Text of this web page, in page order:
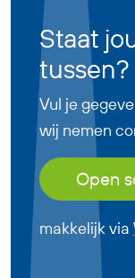
Staat
tussen?
Vul je
wij nemen
Open
makkelijk via